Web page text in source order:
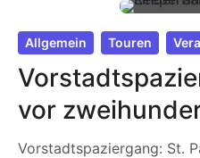
Allgemein Touren
vor
Vorstadtspaziergang: St.